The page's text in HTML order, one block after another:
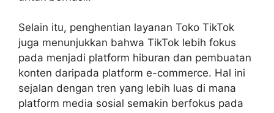
Selain itu, penghentian layanan Toko TikTok
juga menunjukkan bahwa TikTok lebih fokus
pada menjadi platform hiburan dan pembuatan
konten daripada platform e-commerce. Hal ini
sejalan dengan tren yang lebih luas di mana
platform media sosial semakin berfokus pada